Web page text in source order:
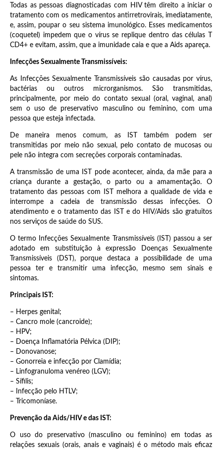
Todas as pessoas diagnosticadas com HIV têm direito a iniciar o
tratamento com os medicamentos antirretrovirais, imediatamente,
e, assim, poupar o seu sistema imunológico. Esses medicamentos
(coquetel) impedem que o vírus se replique dentro das células T
CD4+ e evitam, assim, que a imunidade caia e que a Aids apareça.
Infecções Sexualmente Transmissíveis:
As Infecções Sexualmente Transmissíveis são causadas por vírus,
bactérias ou outros microrganismos. São transmitidas,
principalmente, por meio do contato sexual (oral, vaginal, anal)
sem o uso de preservativo masculino ou feminino, com uma
pessoa que esteja infectada.
De maneira menos comum, as IST também podem ser
transmitidas por meio não sexual, pelo contato de mucosas ou
pele não íntegra com secreções corporais contaminadas.
A transmissão de uma IST pode acontecer, ainda, da mãe para a
criança durante a gestação, o parto ou a amamentação. O
tratamento das pessoas com IST melhora a qualidade de vida e
interrompe a cadeia de transmissão dessas infecções. O
atendimento e o tratamento das IST e do HIV/Aids são gratuitos
nos serviços de saúde do SUS.
O termo Infecções Sexualmente Transmissíveis (IST) passou a ser
adotado em substituição à expressão Doenças Sexualmente
Transmissíveis (DST), porque destaca a possibilidade de uma
pessoa ter e transmitir uma infecção, mesmo sem sinais e
sintomas.
Principais IST:
– Herpes genital;
– Cancro mole (cancroide);
– HPV;
– Doença Inflamatória Pélvica (DIP);
– Donovanose;
– Gonorreia e infecção por Clamídia;
– Linfogranuloma venéreo (LGV);
– Sífilis;
– Infecção pelo HTLV;
– Tricomoníase.
Prevenção da Aids/HIV e das IST:
O uso do preservativo (masculino ou feminino) em todas as
relações sexuais (orais, anais e vaginais) é o método mais eficaz